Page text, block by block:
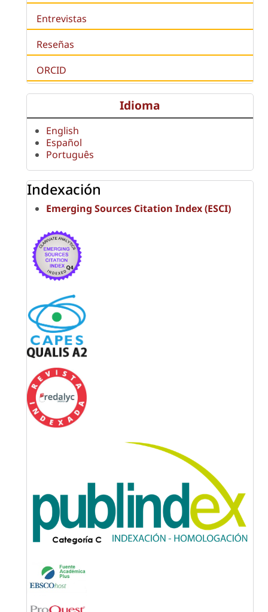
Entrevistas
Reseñas
ORCID
Idioma
English
Español
Português
Indexación
Emerging Sources Citation Index (ESCI)